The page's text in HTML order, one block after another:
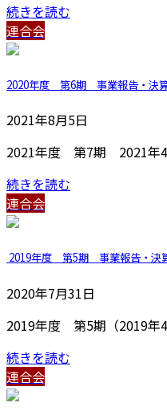
続きを読む
連合会
2020年度 第6期 事業報告・決
2021年8月5日
2021年度 第7期 2021年4
続きを読む
連合会
2019年度 第5期 事業報告・決
2020年7月31日
2019年度 第5期（2019年4
続きを読む
連合会